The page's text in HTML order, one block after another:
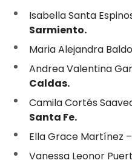
Isabella Santa
Sarmiento.
Maria Alejandra
Andrea Valentina
Caldas.
Camila Cortés
Santa Fe.
Ella Grace Martínez –
Vanessa Leonor